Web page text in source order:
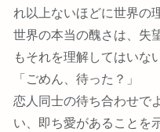
れ以上ないほどに世界の
世界の本当の醜さは、失
もそれを理解してはいない
「ごめん、待った？」
恋人同士の待ち合わせで
い、即ち愛があることを